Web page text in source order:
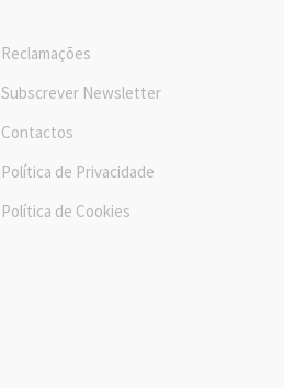
Reclamações
Subscrever Newsletter
Contactos
Política de Privacidade
Política de Cookies